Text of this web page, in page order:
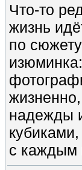
Что-то
жизнь
по
надежды
с каждым